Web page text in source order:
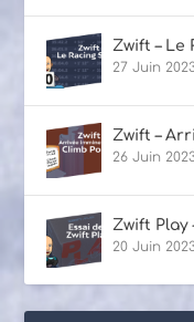
Zwift – Le
27 Juin
Zwift –
26 Juin
Zwift Play
20 Juin